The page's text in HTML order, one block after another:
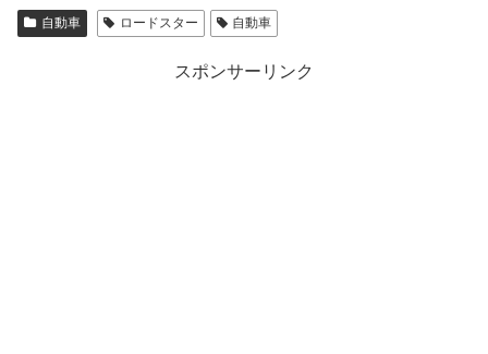
自動車 ロードスター 自動車
スポンサーリンク